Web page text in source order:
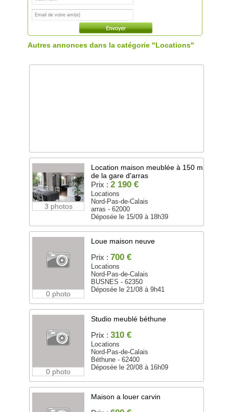
Autres annonces dans la catégorie "Locations"
3 photos
Location maison meublée à 150 m
de la gare d'arras
Prix : 2 190 €
Locations
Nord-Pas-de-Calais
arras - 62000
Déposée le 15/09 à 18h39
0 photo
Loue maison neuve
Prix : 700 €
Locations
Nord-Pas-de-Calais
BUSNES - 62350
Déposée le 21/08 à 9h41
0 photo
Studio meublé béthune
Prix : 310 €
Locations
Nord-Pas-de-Calais
Béthune - 62400
Déposée le 20/08 à 16h09
Maison a louer carvin